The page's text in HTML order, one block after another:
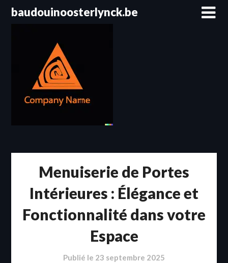
Passerbaudouinoosterlynck.be
Menuiserie de Portes
Intérieures : Élégance et
Fonctionnalité dans votre
Espace
Publié le 23 septembre 2025